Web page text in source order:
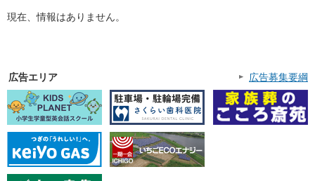
現在、情報はありません。
広告エリア 広告募集要綱